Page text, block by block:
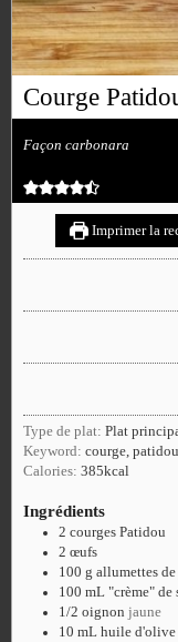
Courge
Façon carbonara
Imprimer la
Type de plat: Plat
Keyword: courge, patidou
Calories: 385kcal
Ingrédients
2 courges Patidou
2 œufs
100 g allumettes
100 mL "crème" de
1/2 oignon jaune
10 mL huile d'olive